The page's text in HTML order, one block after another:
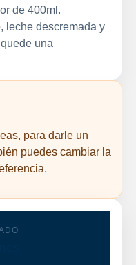
de 400ml.
leche descremada y
una
para darle un
puedes cambiar la